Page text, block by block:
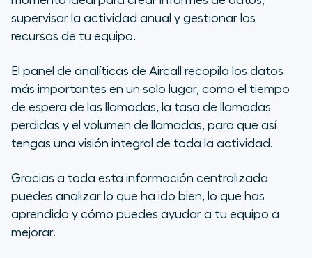
supervisar la actividad anual y gestionar los
recursos de tu equipo.
El panel de analíticas de Aircall recopila los datos
más importantes en un solo lugar, como el tiempo
de espera de las llamadas, la tasa de llamadas
perdidas y el volumen de llamadas, para que así
tengas una visión integral de toda la actividad.
Gracias a toda esta información centralizada
puedes analizar lo que ha ido bien, lo que has
aprendido y cómo puedes ayudar a tu equipo a
mejorar.